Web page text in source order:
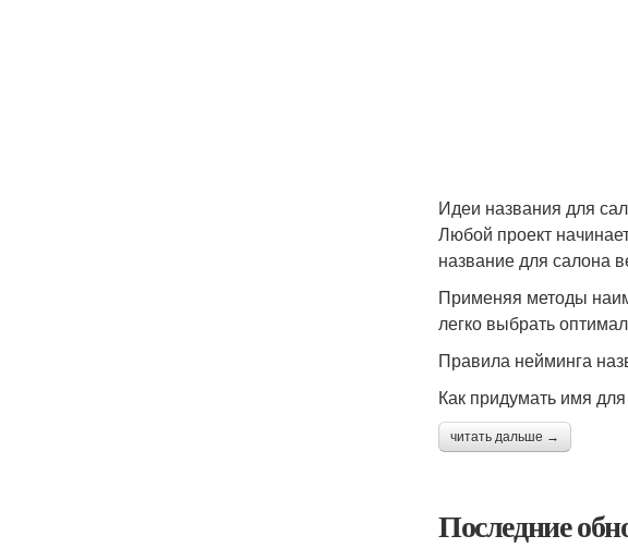
Идеи названия для
Любой проект
название для салона
Применяя методы
легко выбрать
Правила нейминга
Как придумать имя
читать дальше →
Последние